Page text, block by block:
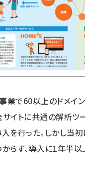
業で60以上のドメイ
イトに共通の解析ツ
を行った。しかし
らず、導入に1年半